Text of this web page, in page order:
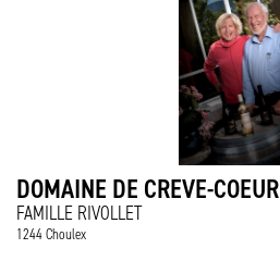
DOMAINE DE CREVE-COEUR
FAMILLE RIVOLLET
1244 Choulex